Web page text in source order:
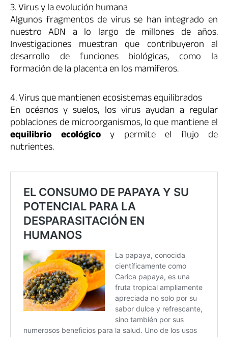
3. Virus y la evolución humana
Algunos fragmentos de virus se han integrado en
nuestro ADN a lo largo de millones de años.
Investigaciones muestran que contribuyeron al
desarrollo de funciones biológicas, como la
formación de la placenta en los mamíferos.
4. Virus que mantienen ecosistemas equilibrados
En océanos y suelos, los virus ayudan a regular
poblaciones de microorganismos, lo que mantiene el
equilibrio ecológicoy permite el flujo de
nutrientes.